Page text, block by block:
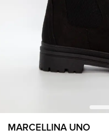
MARCELLINA UNO